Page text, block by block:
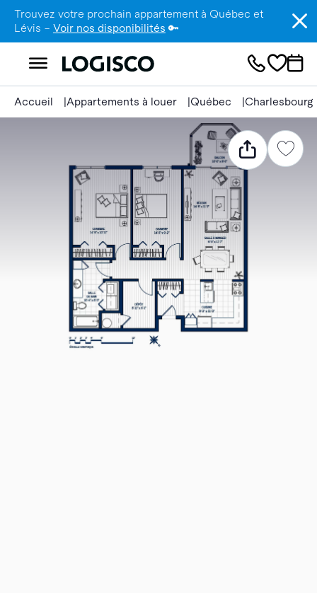
Trouvez votre prochain appartement à Québec et
Lévis – Voir nos disponibilités 🔑
Accueil Appartements à louer Québec Charlesbourg